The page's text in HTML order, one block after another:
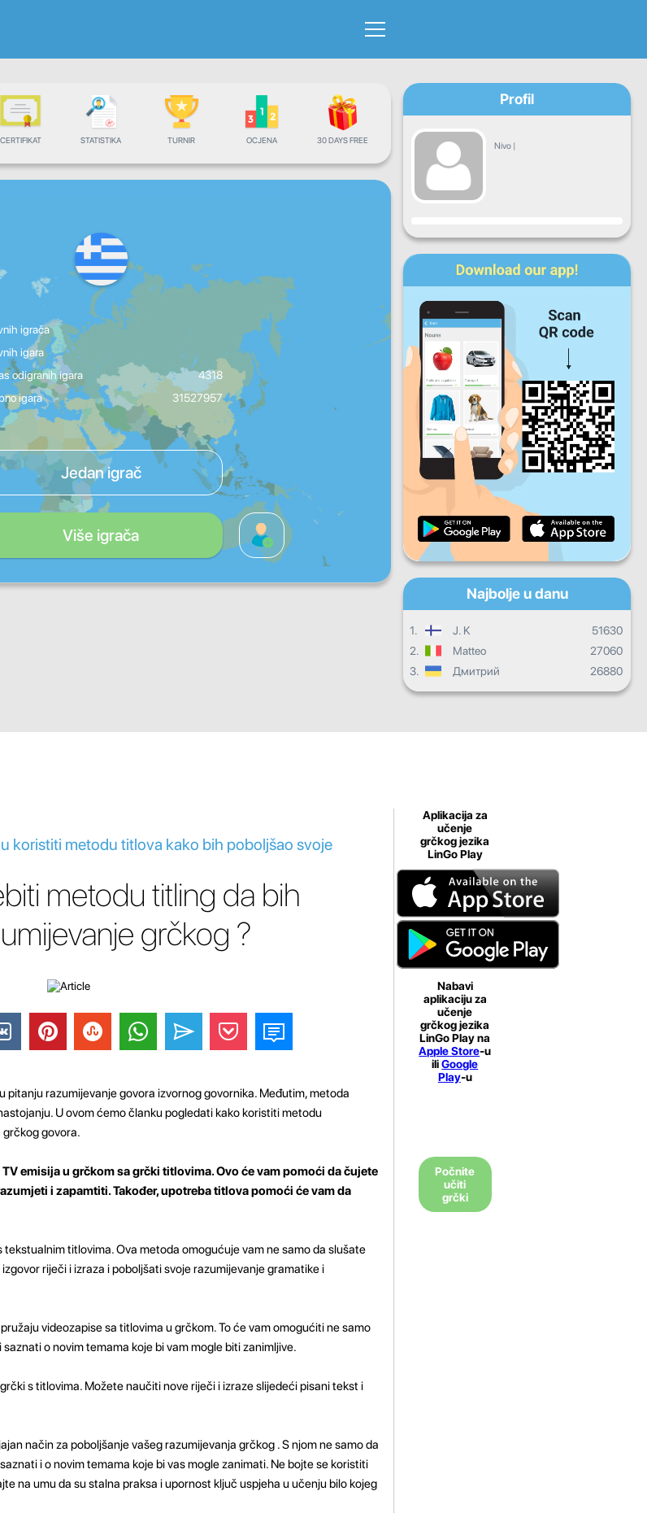
CERTIFIKAT STATISTIKA TURNIR OCJENA 30 DAYS FREE
igrača
igara
odigranih igara
4318
igara
31527957
Jedan igrač
Više igrača
Profil
Nivo |
Napredak
Pon Sri Čet
Sub Ned
Dnevni progres
Mjesečni progres
Ukupni progres
Najbolje u danu
1. J. K
51630
2.
Matteo
27060
3.
Дмитрий 26880
koristiti metodu titlova kako bih poboljšao svoje
metodu titling da bih
grčkog ?
pitanju razumijevanje govora izvornog govornika. Međutim, metoda
U ovom ćemo članku pogledati kako koristiti metodu
govora.
emisija u grčkom sa grčki titlovima. Ovo će vam pomoći da čujete
i zapamtiti. Također, upotreba titlova pomoći će vam da
tekstualnim titlovima. Ova metoda omogućuje vam ne samo da slušate
riječi i izraza i poboljšati svoje razumijevanje gramatike i
videozapise sa titlovima u grčkom. To će vam omogućiti ne samo
o novim temama koje bi vam mogle biti zanimljive.
s titlovima. Možete naučiti nove riječi i izraze slijedeći pisani tekst i
način za poboljšanje vašeg razumijevanja grčkog . S njom ne samo da
i o novim temama koje bi vas mogle zanimati. Ne bojte se koristiti
na umu da su stalna praksa i upornost ključ uspjeha u učenju bilo kojeg
Aplikacija za
učenje
grčkog jezika
LinGo Play
Nabavi
aplikaciju za
učenje
grčkog jezika
LinGo Play na
Apple Store-u
iliGoogle
Play-u
Počnite
učiti
grčki